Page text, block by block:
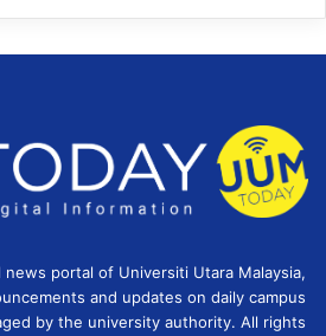
portal of Universiti Utara Malaysia,
and updates on daily campus
by the university authority. All rights